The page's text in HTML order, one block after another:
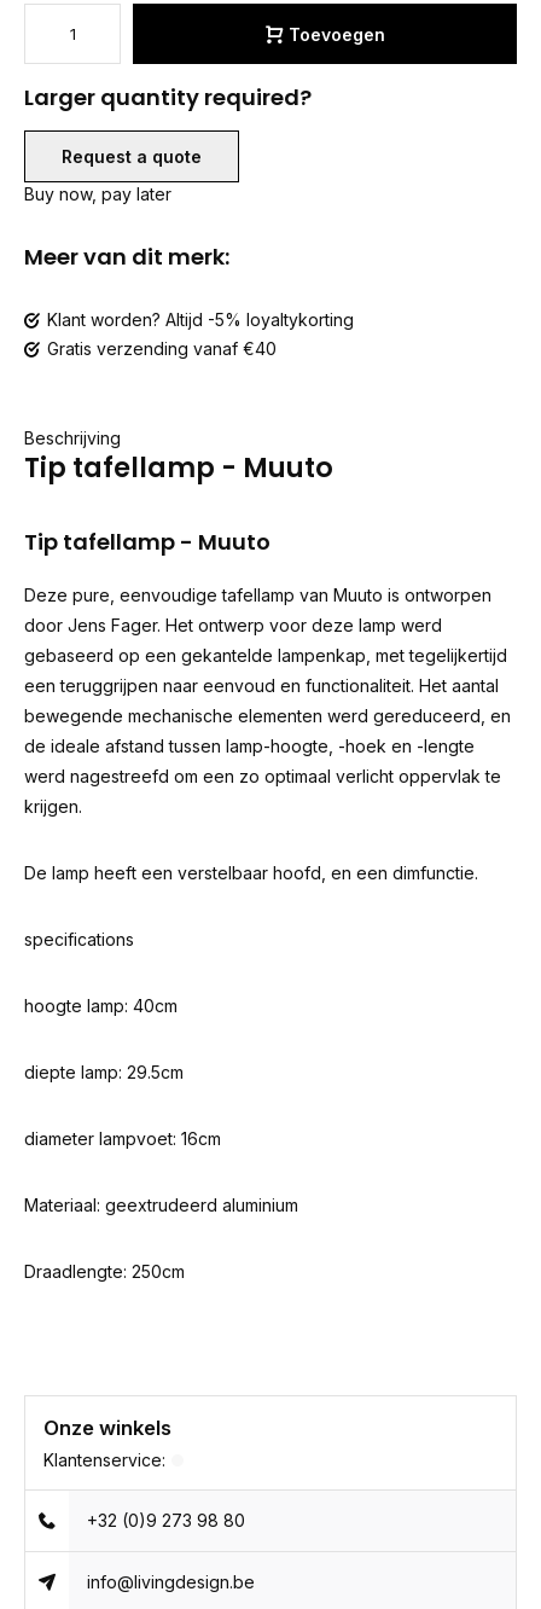
Toevoegen
Larger quantity required?
Request a quote
Buy now, pay later
Meer van dit merk:
Klant worden? Altijd -5% loyaltykorting
Gratis verzending vanaf €40
Beschrijving
Tip tafellamp - Muuto
Tip tafellamp - Muuto
Deze pure, eenvoudige tafellamp van Muuto is ontworpen
door Jens Fager. Het ontwerp voor deze lamp werd
gebaseerd op een gekantelde lampenkap, met tegelijkertijd
een teruggrijpen naar eenvoud en functionaliteit. Het aantal
bewegende mechanische elementen werd gereduceerd, en
de ideale afstand tussen lamp-hoogte, -hoek en -lengte
werd nagestreefd om een zo optimaal verlicht oppervlak te
krijgen.
De lamp heeft een verstelbaar hoofd, en een dimfunctie.
specifications
hoogte lamp: 40cm
diepte lamp: 29.5cm
diameter lampvoet: 16cm
Materiaal: geextrudeerd aluminium
Draadlengte: 250cm
Onze winkels
Klantenservice:
+32 (0)9 273 98 80
info@livingdesign.be